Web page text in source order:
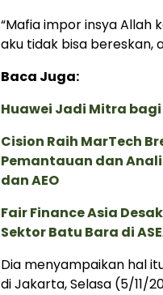
“Mafia impor insya Allah
aku tidak bisa bereskan,
Baca Juga:
Huawei Jadi Mitra bagi
Cision Raih MarTech
Pemantauan dan
dan AEO
Fair Finance Asia
Sektor Batu Bara di
Dia menyampaikan hal
di Jakarta, Selasa (5/11/